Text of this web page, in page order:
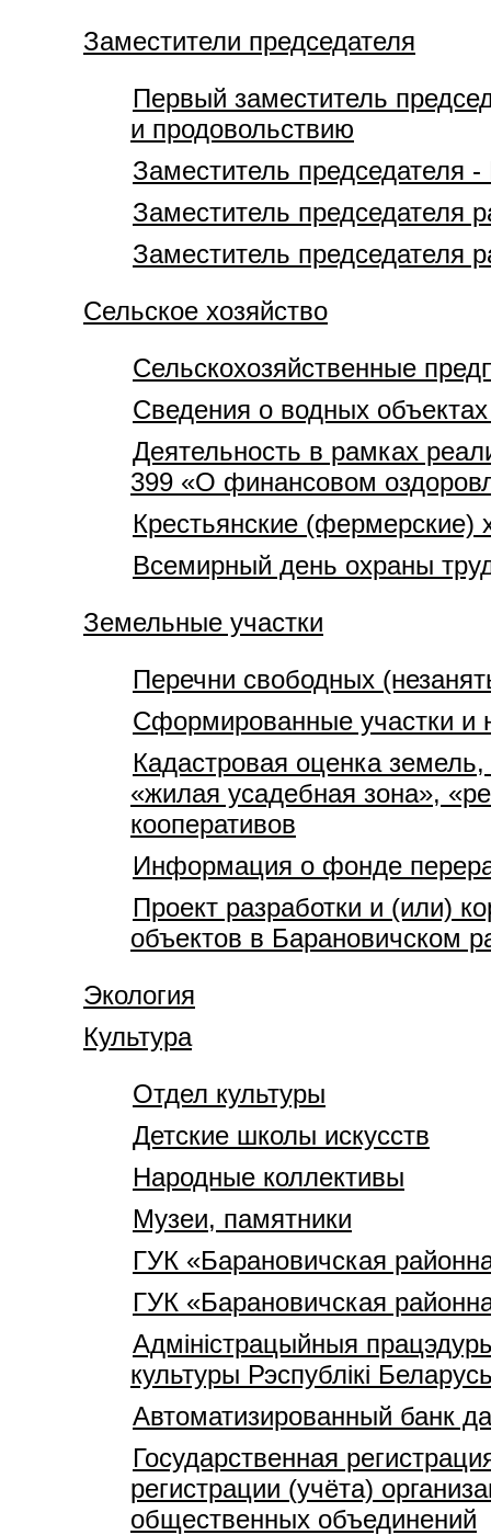
Заместители председателя
Первый заместитель
и продовольствию
Заместитель председателя
Заместитель председателя
Заместитель председателя
Сельское хозяйство
Сельскохозяйственные
Сведения о водных
Деятельность в рамках
399 «О финансовом
Крестьянские (фермерские)
Всемирный день охраны
Земельные участки
Перечни свободных
Сформированные участки и
Кадастровая оценка
«жилая усадебная зона»,
кооперативов
Информация о фонде
Проект разработки и (или)
объектов в Барановичском
Экология
Культура
Отдел культуры
Детские школы искусств
Народные коллективы
Музеи, памятники
ГУК «Барановичская
ГУК «Барановичская
Адміністрацыйныя
культуры Рэспублікі
Автоматизированный банк
Государственная
регистрации (учёта)
общественных объединений